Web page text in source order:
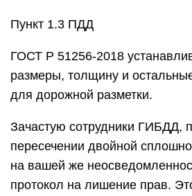
Пункт 1.3 ПДД
ГОСТ Р 51256-2018
размеры, толщину и
для дорожной разметки.
Зачастую сотрудники ГИБДД,
пересечении двойной
на вашей же
протокол на лишение прав.